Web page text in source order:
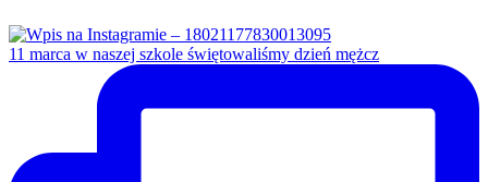
11 marca w naszej szkole świętowaliśmy dzień mężcz